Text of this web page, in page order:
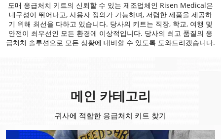
도매 응급처치 키트의 신뢰할 수 있는 제조업체인 Risen Medical은
내구성이 뛰어나고, 사용자 정의가 가능하며, 저렴한 제품을 제공하
기 위해 최선을 다하고 있습니다. 당사의 키트는 직장, 학교, 여행 및
안전이 최우선인 모든 환경에 이상적입니다. 당사의 최고 품질의 응
급처치 솔루션으로 모든 상황에 대비할 수 있도록 도와드리겠습니다.
메인 카테고리
귀사에 적합한 응급처치 키트 찾기